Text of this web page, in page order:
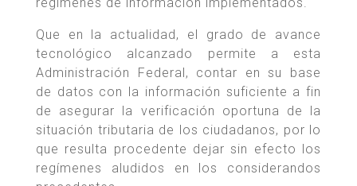
Que en la actualidad, el grado de avance
tecnológico alcanzado permite a esta
Administración Federal, contar en su base
de datos con la información suficiente a fin
de asegurar la verificación oportuna de la
situación tributaria de los ciudadanos, por lo
que resulta procedente dejar sin efecto los
regímenes aludidos en los considerandos